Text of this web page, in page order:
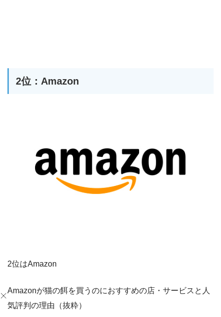
2位：Amazon
2位はAmazon
Amazonが猫の餌を買うのにおすすめの店・サービスと人
気評判の理由（抜粋）